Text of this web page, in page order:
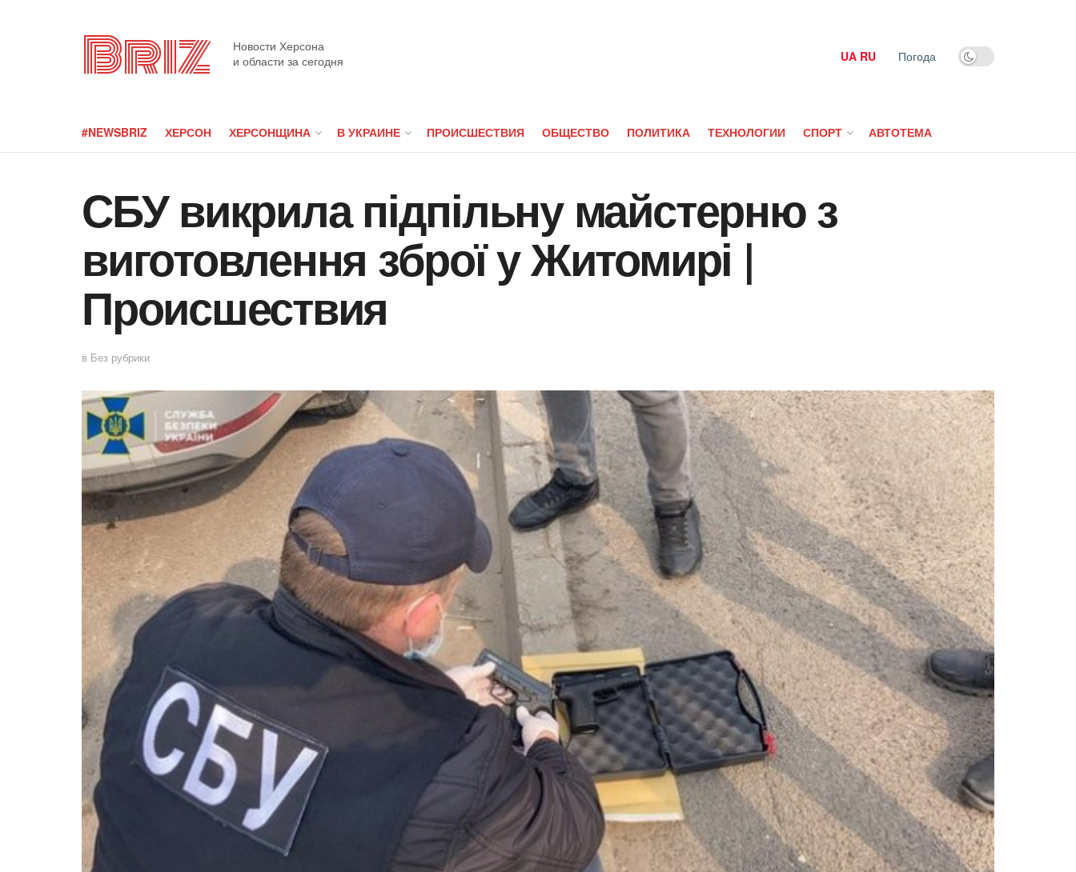
Briz
Новости Херсона
и области за сегодня
UA RU Погода
#NEWSBRIZ ХЕРСОН ХЕРСОНЩИНА В УКРАИНЕ ПРОИСШЕСТВИЯ ОБЩЕСТВО ПОЛИТИКА ТЕХНОЛОГИИ СПОРТ АВТОТЕМА
СБУ викрила підпільну майстерню з
виготовлення зброї у Житомирі |
Происшествия
в Без рубрики